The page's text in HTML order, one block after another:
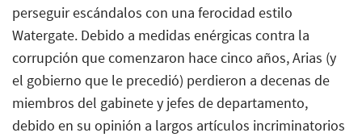
perseguir escándalos con una ferocidad estilo
Watergate. Debido a medidas enérgicas contra la
corrupción que comenzaron hace cinco años, Arias (y
el gobierno que le precedió) perdieron a decenas de
miembros del gabinete y jefes de departamento,
debido en su opinión a largos artículos incriminatorios